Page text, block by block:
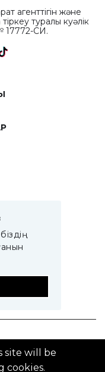
агенттігін және
туралы куәлік
17772-СИ.
site will be
cookies.